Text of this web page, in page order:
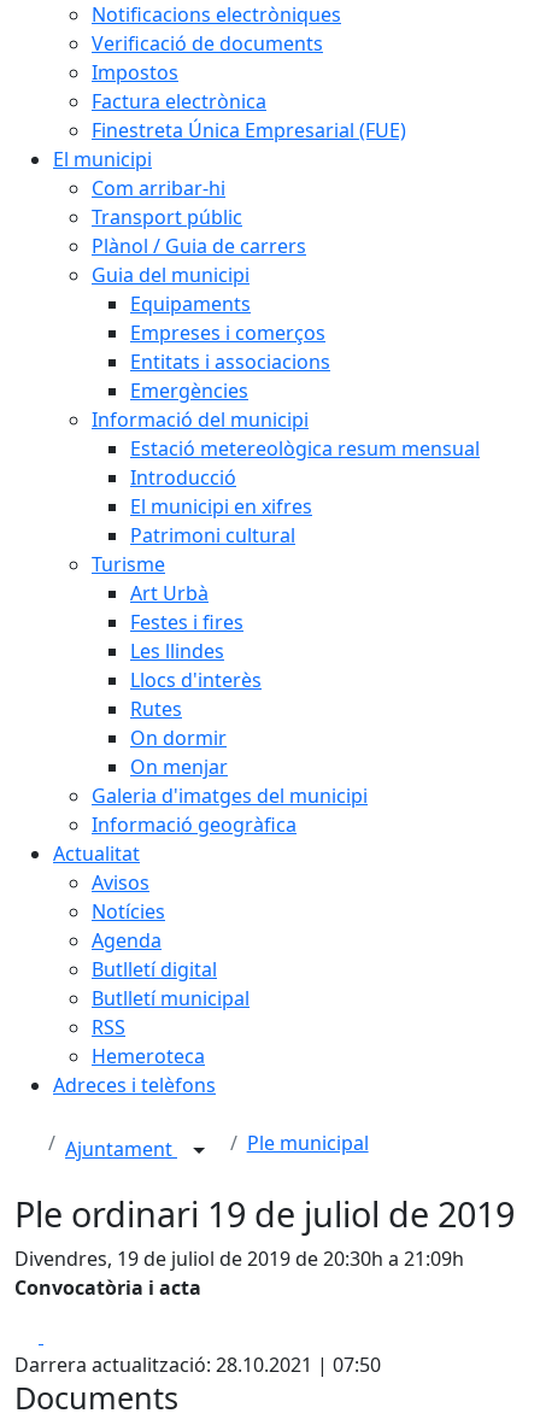
Notificacions electròniques
Verificació de documents
Impostos
Factura electrònica
Finestreta Única Empresarial (FUE)
El municipi
Com arribar-hi
Transport públic
Plànol / Guia de carrers
Guia del municipi
Equipaments
Empreses i comerços
Entitats i associacions
Emergències
Informació del municipi
Estació metereològica resum mensual
Introducció
El municipi en xifres
Patrimoni cultural
Turisme
Art Urbà
Festes i fires
Les llindes
Llocs d'interès
Rutes
On dormir
On menjar
Galeria d'imatges del municipi
Informació geogràfica
Actualitat
Avisos
Notícies
Agenda
Butlletí digital
Butlletí municipal
RSS
Hemeroteca
Adreces i telèfons
Ajuntament Ple municipal
Ple ordinari 19 de juliol de 2019
Divendres, 19 de juliol de 2019 de 20:30h a 21:09h
Convocatòria i acta
Darrera actualització: 28.10.2021 | 07:50
Documents